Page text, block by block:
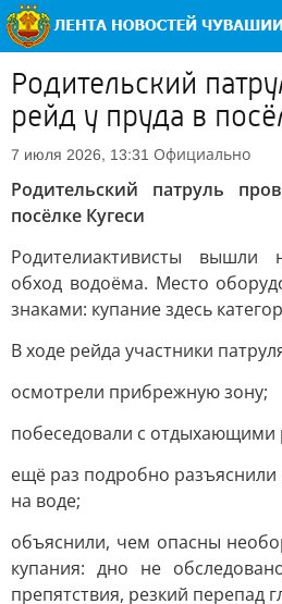
Родительский
рейд у пруда в
7 июля 2026, 13:31 Официально
Родительский патруль
посёлке Кугеси
Родителиактивисты вышли
обход водоёма. Место
знаками: купание здесь
В ходе рейда участники
осмотрели прибрежную зону;
побеседовали с отдыхающими
ещё раз подробно разъяснили
на воде;
объяснили, чем опасны
купания: дно не
препятствия, резкий перепад